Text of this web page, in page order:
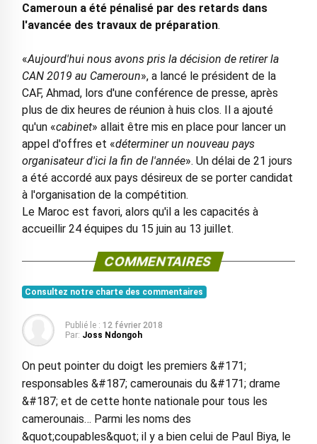
Cameroun a été pénalisé par des retards dans
l'avancée des travaux de préparation.
«Aujourd'hui nous avons pris la décision de retirer la
CAN 2019 au Cameroun», a lancé le président de la
CAF, Ahmad, lors d'une conférence de presse, après
plus de dix heures de réunion à huis clos. Il a ajouté
qu'un «cabinet» allait être mis en place pour lancer un
appel d'offres et «déterminer un nouveau pays
organisateur d'ici la fin de l'année». Un délai de 21 jours
a été accordé aux pays désireux de se porter candidat
à l'organisation de la compétition.
Le Maroc est favori, alors qu'il a les capacités à
accueillir 24 équipes du 15 juin au 13 juillet.
COMMENTAIRES
Consultez notre charte des commentaires
Publié le : 12 février 2018
Par: Joss Ndongoh
On peut pointer du doigt les premiers &#171;
responsables &#187; camerounais du &#171; drame
&#187; et de cette honte nationale pour tous les
camerounais… Parmi les noms des
&quot;coupables&quot; il y a bien celui de Paul Biya, le